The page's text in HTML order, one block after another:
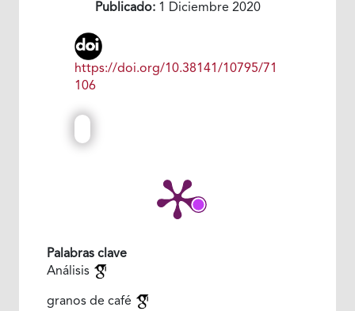
Publicado:1 Diciembre 2020
https://doi.org/10.38141/10795/71
106
Palabras clave
Análisis
granos de café